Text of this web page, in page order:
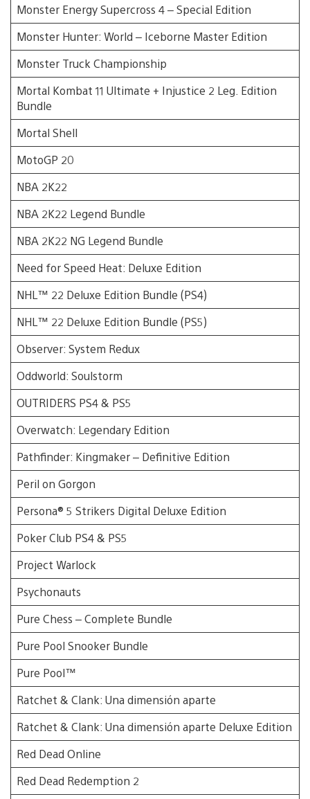
Monster Energy Supercross 4 – Special Edition
Monster Hunter: World – Iceborne Master Edition
Monster Truck Championship
Mortal Kombat 11 Ultimate + Injustice 2 Leg. Edition
Bundle
Mortal Shell
MotoGP 20
NBA 2K22
NBA 2K22 Legend Bundle
NBA 2K22 NG Legend Bundle
Need for Speed Heat: Deluxe Edition
NHL™ 22 Deluxe Edition Bundle (PS4)
NHL™ 22 Deluxe Edition Bundle (PS5)
Observer: System Redux
Oddworld: Soulstorm
OUTRIDERS PS4 & PS5
Overwatch: Legendary Edition
Pathfinder: Kingmaker – Definitive Edition
Peril on Gorgon
Persona® 5 Strikers Digital Deluxe Edition
Poker Club PS4 & PS5
Project Warlock
Psychonauts
Pure Chess – Complete Bundle
Pure Pool Snooker Bundle
Pure Pool™
Ratchet & Clank: Una dimensión aparte
Ratchet & Clank: Una dimensión aparte Deluxe Edition
Red Dead Online
Red Dead Redemption 2